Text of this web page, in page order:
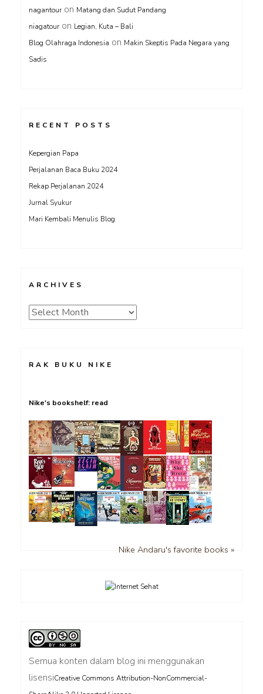
nagantour on Matang dan Sudut Pandang
niagatour on Legian, Kuta – Bali
Blog Olahraga Indonesia on Makin Skeptis Pada Negara yang
Sadis
RECENT POSTS
Kepergian Papa
Perjalanan Baca Buku 2024
Rekap Perjalanan 2024
Jurnal Syukur
Mari Kembali Menulis Blog
ARCHIVES
Archives
RAK BUKU NIKE
Nike's bookshelf: read
Nike Andaru's favorite books »
Semua konten dalam blog ini menggunakan
lisensiCreative Commons Attribution-NonCommercial-